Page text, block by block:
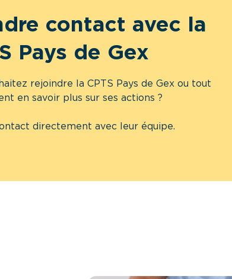
contact avec la
Pays de Gex
rejoindre la CPTS Pays de Gex ou tout
en savoir plus sur ses actions ?
directement avec leur équipe.